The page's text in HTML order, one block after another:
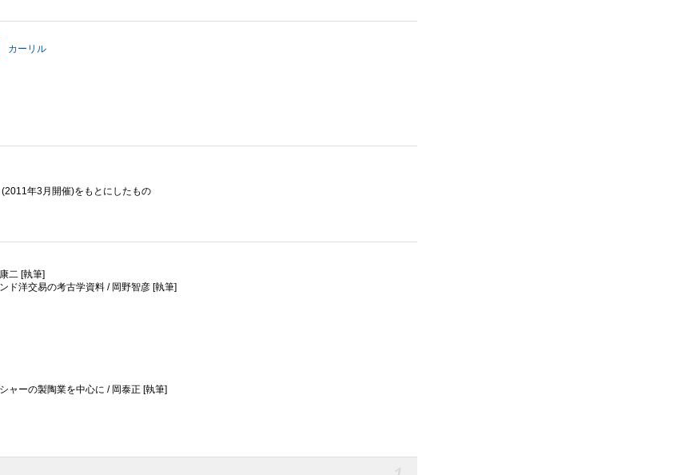
カーリル
年3月開催)をもとにしたもの
二 [執筆]
ド洋交易の考古学資料 / 岡野智彦 [執筆]
ャーの製陶業を中心に / 岡泰正 [執筆]